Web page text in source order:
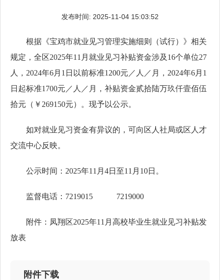
发布时间: 2025-11-04 15:03:52
根据《宝鸡市就业见习管理实施细则（试行）》相关
规定，全区2025年11月就业见习补贴资金涉及16个单位27
人，2024年6月1日以前标准1200元／人／月，2024年6月1
日起标准1700元／人／月，补贴资金贰拾陆万玖仟壹佰伍
拾元（￥269150元）。现予以公示。
如对就业见习资金有异议的，可向区人社局或区人才
交流中心反映。
公示时间：2025年11月4日至11月10日。
监督电话：7219015 7219000
附件：凤翔区2025年11月高校毕业生就业见习补贴发
放表
附件下载